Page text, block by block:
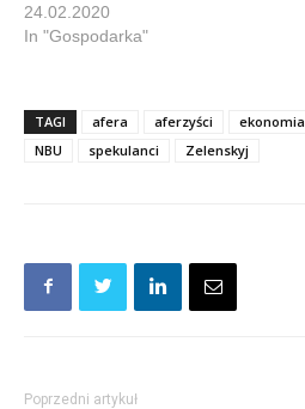
24.02.2020
In "Gospodarka"
TAGI afera aferzyści ekonomia
NBU
spekulanci Zelenskyj
Poprzedni artykuł